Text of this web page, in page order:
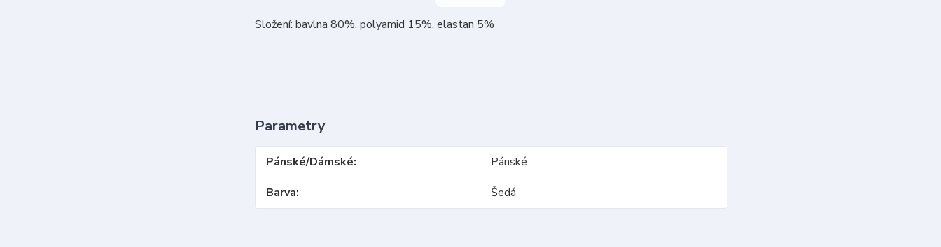
Složení: bavlna 80%, polyamid 15%, elastan 5%
Parametry
Pánské/Dámské
Pánské
Barva
Šedá